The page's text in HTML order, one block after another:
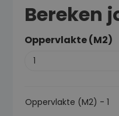
Bereken
Oppervlakte (M2)
Oppervlakte (M2) -1